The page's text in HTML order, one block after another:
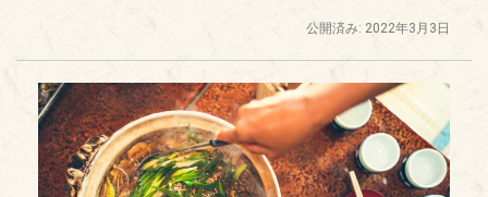
公開済み: 2022年3月3日